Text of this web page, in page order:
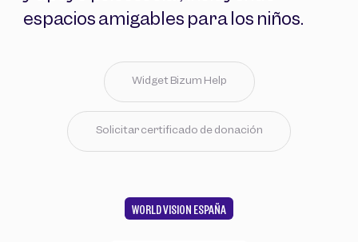
espacios amigables para los niños.
Widget Bizum Help
Solicitar certificado de donación
WORLD VISION ESPAÑA